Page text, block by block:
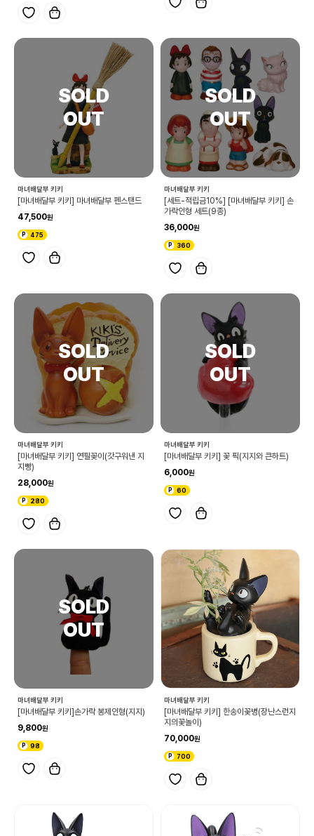
마녀배달부 키키
[마녀배달부 키키] 마녀배달부 펜스탠드
47,500
475
마녀배달부 키키
[세트-적립금10%] [마녀배달부 키키] 손
가락인형 세트(9종)
36,000
360
마녀배달부 키키
[마녀배달부 키키] 연필꽂이(갓구워낸 지
지빵)
28,000
280
마녀배달부 키키
[마녀배달부 키키] 꽃 픽(지지와 큰하트)
6,000
60
마녀배달부 키키
[마녀배달부 키키]손가락 봉제인형(지지)
9,800
98
마녀배달부 키키
[마녀배달부 키키] 한송이꽃병(장난스런지
지의꽃놀이)
70,000
700